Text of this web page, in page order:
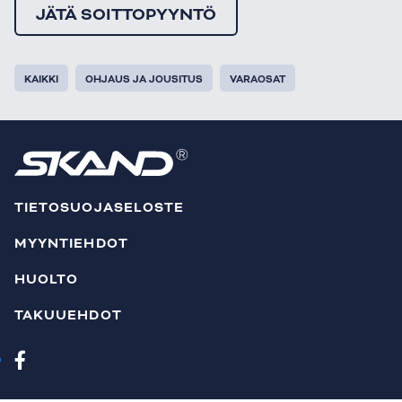
JÄTÄ SOITTOPYYNTÖ
KAIKKI OHJAUS JA JOUSITUS VARAOSAT
TIETOSUOJASELOSTE
MYYNTIEHDOT
HUOLTO
TAKUUEHDOT